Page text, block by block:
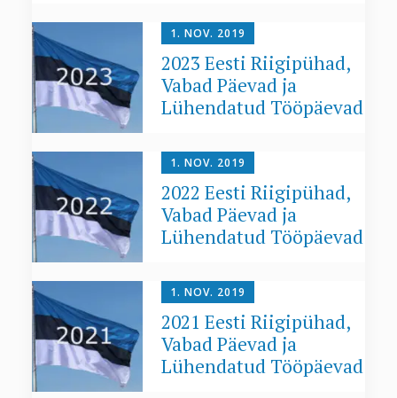
1. NOV. 2019
2023 Eesti Riigipühad,
Vabad Päevad ja
Lühendatud Tööpäevad
1. NOV. 2019
2022 Eesti Riigipühad,
Vabad Päevad ja
Lühendatud Tööpäevad
1. NOV. 2019
2021 Eesti Riigipühad,
Vabad Päevad ja
Lühendatud Tööpäevad